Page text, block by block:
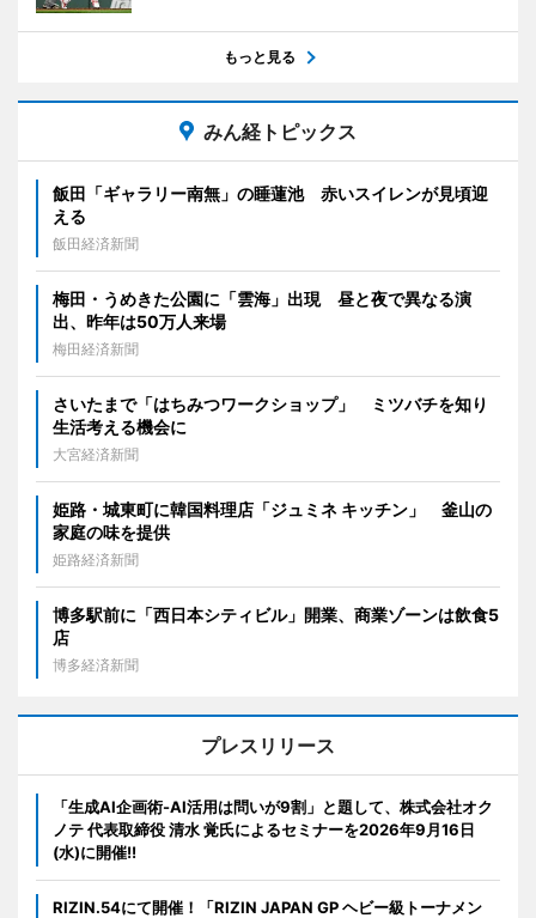
もっと見る
みん経トピックス
飯田「ギャラリー南無」の睡蓮池 赤いスイレンが見頃迎
える
飯田経済新聞
梅田・うめきた公園に「雲海」出現 昼と夜で異なる演
出、昨年は50万人来場
梅田経済新聞
さいたまで「はちみつワークショップ」 ミツバチを知り
生活考える機会に
大宮経済新聞
姫路・城東町に韓国料理店「ジュミネ キッチン」 釜山の
家庭の味を提供
姫路経済新聞
博多駅前に「西日本シティビル」開業、商業ゾーンは飲食5
店
博多経済新聞
プレスリリース
「生成AI企画術-AI活用は問いが9割」と題して、株式会社オク
ノテ 代表取締役 清水 覚氏によるセミナーを2026年9月16日
(水)に開催!!
RIZIN.54にて開催！「RIZIN JAPAN GP ヘビー級トーナメン